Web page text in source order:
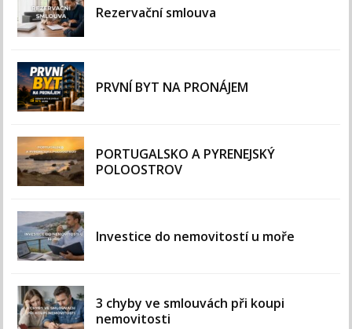
Rezervační smlouva
PRVNÍ BYT NA PRONÁJEM
PORTUGALSKO A PYRENEJSKÝ
POLOOSTROV
Investice do nemovitostí u moře
3 chyby ve smlouvách při koupi
nemovitosti